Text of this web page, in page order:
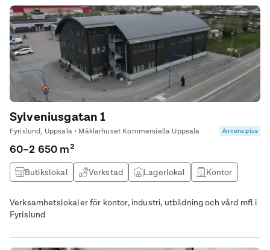
Sylveniusgatan 1
Fyrislund, Uppsala • Mäklarhuset Kommersiella Uppsala Annons plus
60–2 650 m²
Butikslokal Verkstad Lagerlokal Kontor
Verksamhetslokaler för kontor, industri, utbildning och vård mfl i
Fyrislund